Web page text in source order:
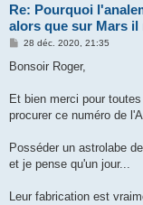
Re: Pourquoi
alors que sur Mars
M
s
g
28 déc. 2020, 21:35
Bonsoir Roger,
Et bien merci pour
procurer ce numéro de
Posséder un astrolabe
et je pense qu'un jour...
Leur fabrication est